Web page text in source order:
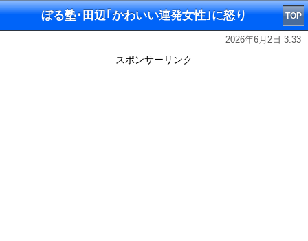
ぼる塾･田辺｢かわいい連発女性｣に怒り TOP
2026年6月2日 3:33
スポンサーリンク